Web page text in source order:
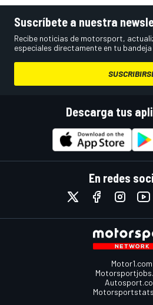
Suscríbete a nuestra
Recibe noticias de motorsport,
especiales directamente en tu
Descarga tus
En redes
Motor1.com